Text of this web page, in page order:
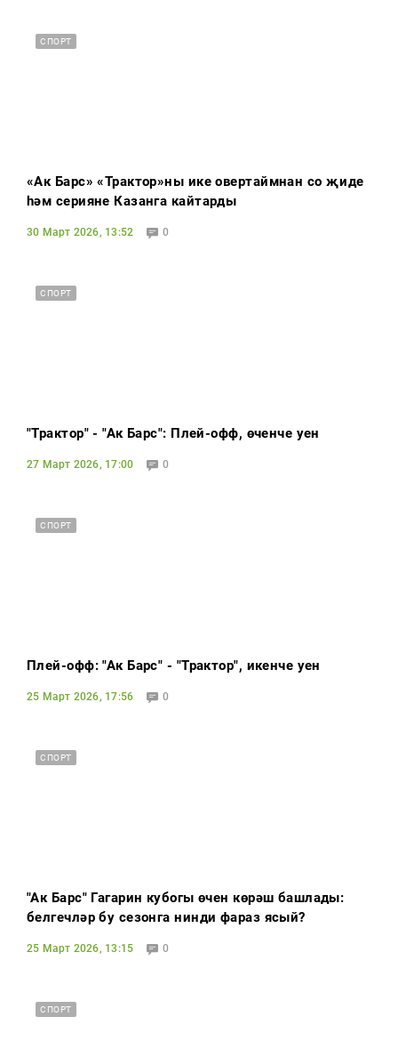
СПОРТ
«Ак Барс» «Трактор»ны ике овертаймнан соң җиңде
һәм серияне Казанга кайтарды
30 Март 2026, 13:52 0
СПОРТ
"Трактор" - "Ак Барс": Плей-офф, өченче уен
27 Март 2026, 17:00 0
СПОРТ
Плей-офф: "Ак Барс" - "Трактор", икенче уен
25 Март 2026, 17:56 0
СПОРТ
"Ак Барс" Гагарин кубогы өчен көрәш башлады:
белгечләр бу сезонга нинди фараз ясый?
25 Март 2026, 13:15 0
СПОРТ